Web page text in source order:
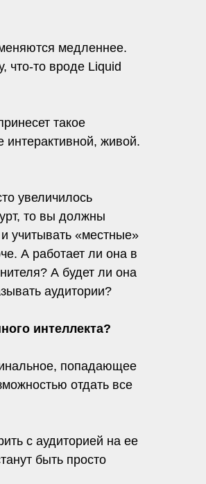
медленнее.
что-то вроде Liquid
такое
интерактивной, живой.
увеличилось
то вы должны
учитывать «местные»
А работает ли она в
А будет ли она
аудитории?
интеллекта?
попадающее
отдать все
с аудиторией на ее
быть просто